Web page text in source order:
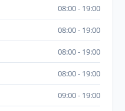
08:00 19:00
08:00 19:00
08:00 19:00
08:00 19:00
09:00 19:00